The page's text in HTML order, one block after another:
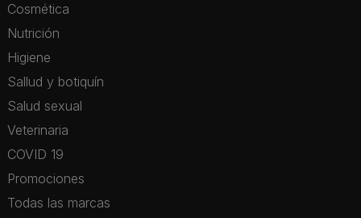
Cosmética
Nutrición
Higiene
Sallud y botiquín
Salud sexual
Veterinaria
COVID 19
Promociones
Todas las marcas